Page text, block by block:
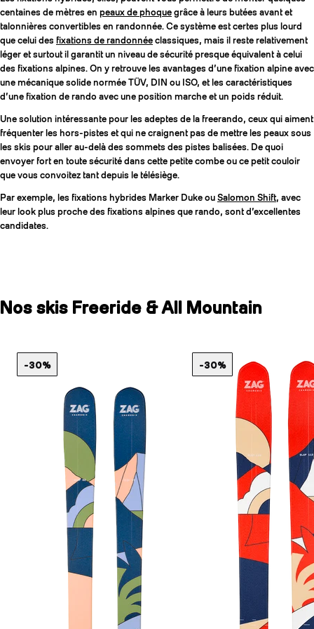
centaines de mètres en peaux de phoque grâce à leurs butées avant et
talonnières convertibles en randonnée. Ce système est certes plus lourd
que celui des fixations de randonnée classiques, mais il reste relativement
léger et surtout il garantit un niveau de sécurité presque équivalent à celui
des fixations alpines. On y retrouve les avantages d’une fixation alpine avec
une mécanique solide normée TÜV, DIN ou ISO, et les caractéristiques
d’une fixation de rando avec une position marche et un poids réduit.
Une solution intéressante pour les adeptes de la freerando, ceux qui aiment
fréquenter les hors-pistes et qui ne craignent pas de mettre les peaux sous
les skis pour aller au-delà des sommets des pistes balisées. De quoi
envoyer fort en toute sécurité dans cette petite combe ou ce petit couloir
que vous convoitez tant depuis le télésiège.
Par exemple, les fixations hybrides Marker Duke ou Salomon Shift, avec
leur look plus proche des fixations alpines que rando, sont d’excellentes
candidates.
Nos skis Freeride & All Mountain
-30% -30%